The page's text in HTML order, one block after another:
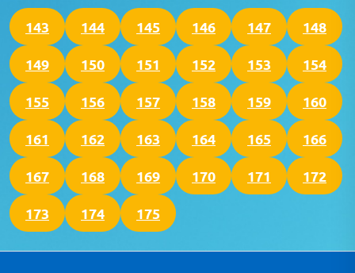
143 144 145 146 147 148
149 150 151 152 153 154
155 156 157 158 159 160
161 162 163 164 165 166
167 168 169 170 171 172
173 174 175